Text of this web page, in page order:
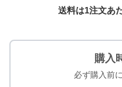
送料は1注文あ
購入
必ず購入前